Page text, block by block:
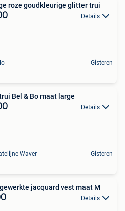
roze goudkleurige glitter trui
Details
Gisteren
Bel & Bo maat large
Details
Waver Gisteren
jacquard vest maat M
Details